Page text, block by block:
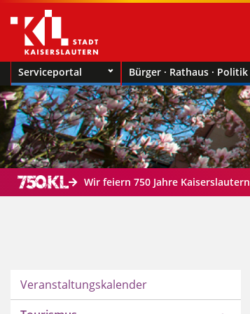
Serviceportal Bürger · Rathaus · Politik
Wir feiern 750 Jahre Kaiserslautern
Veranstaltungskalender